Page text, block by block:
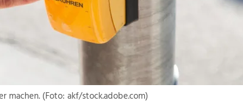
machen. (Foto: akf/stock.adobe.com)